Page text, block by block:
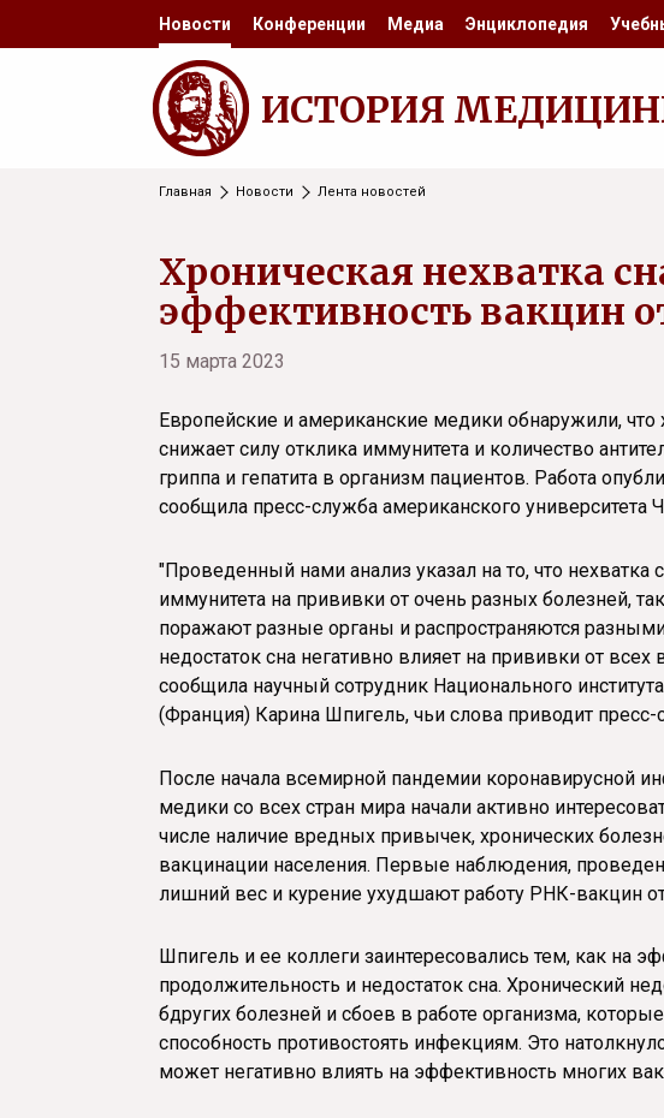
Новости Конференции Медиа Энциклопедия
ИСТОРИЯ
Главная Новости Лента новостей
Хроническая нехватка
эффективность вакцин
15 марта 2023
Европейские и американские медики обнаружили,
снижает силу отклика иммунитета и количество
гриппа и гепатита в организм пациентов. Работа
сообщила пресс-служба американского университета
"Проведенный нами анализ указал на то, что
иммунитета на прививки от очень разных болезней,
поражают разные органы и распространяются
недостаток сна негативно влияет на прививки от
сообщила научный сотрудник Национального
(Франция) Карина Шпигель, чьи слова приводит пресс-
После начала всемирной пандемии коронавирусной
медики со всех стран мира начали активно
числе наличие вредных привычек, хронических
вакцинации населения. Первые наблюдения,
лишний вес и курение ухудшают работу РНК-вакцин
Шпигель и ее коллеги заинтересовались тем, как на
продолжительность и недостаток сна. Хронический
бдругих болезней и сбоев в работе организма,
способность противостоять инфекциям. Это
может негативно влиять на эффективность многих